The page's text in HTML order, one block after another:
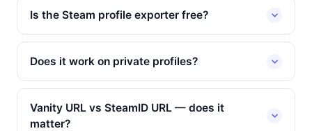
Is the Steam profile exporter free?
Does it work on private profiles?
Vanity URL vs SteamID URL — does it
matter?